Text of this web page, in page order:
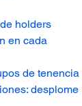
holders
en cada
de tenencia
desplome